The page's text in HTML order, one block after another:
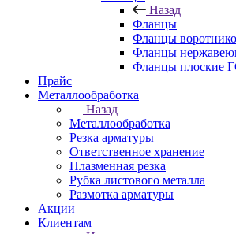
Назад
Фланцы
Фланцы
Фланцы
Фланцы плоские
Прайс
Металлообработка
Назад
Металлообработка
Резка арматуры
Ответственное хранение
Плазменная резка
Рубка листового металла
Размотка арматуры
Акции
Клиентам